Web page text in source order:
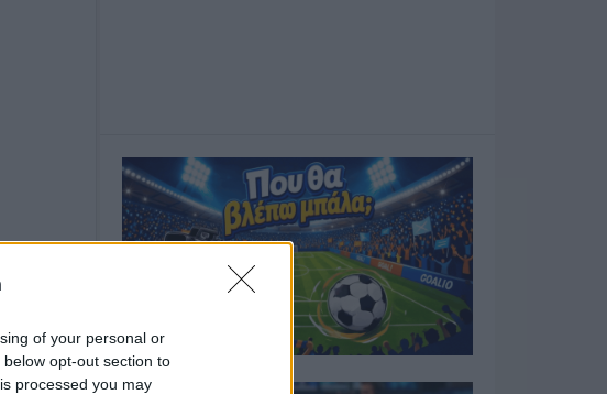
of your personal or
opt-out section to
processed you may